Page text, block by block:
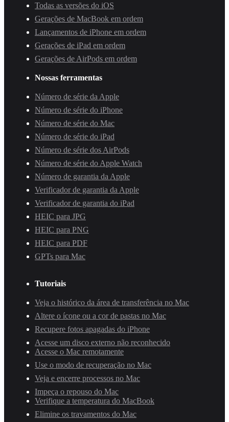
Todas as versões do iOS
Gerações de MacBook em ordem
Lançamentos de iPhone em ordem
Gerações de iPad em ordem
Gerações de AirPods em ordem
Nossas ferramentas
Número de série da Apple
Número de série do iPhone
Número de série do Mac
Número de série do iPad
Número de série dos AirPods
Número de série do Apple Watch
Número de garantia da Apple
Verificador de garantia da Apple
Verificador de garantia do iPad
HEIC para JPG
HEIC para PNG
HEIC para PDF
GPTs para Mac
Tutoriais
Veja o histórico da área de transferência no Mac
Altere o ícone ou a cor de pastas no Mac
Recupere fotos apagadas do iPhone
Acesse um disco externo não reconhecido
Acesse o Mac remotamente
Use o modo de recuperação no Mac
Veja e encerre processos no Mac
Impeça o repouso do Mac
Verifique a temperatura do MacBook
Elimine os travamentos do Mac